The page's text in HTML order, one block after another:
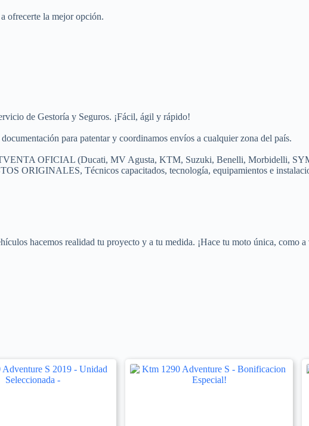
ofrecerte la mejor opción.
de Gestoría y Seguros. ¡Fácil, ágil y rápido!
para patentar y coordinamos envíos a cualquier zona del país.
OFICIAL (Ducati, MV Agusta, KTM, Suzuki, Benelli, Morbidelli,
ORIGINALES, Técnicos capacitados, tecnología, equipamientos e
hacemos realidad tu proyecto y a tu medida. ¡Hace tu moto única, como a